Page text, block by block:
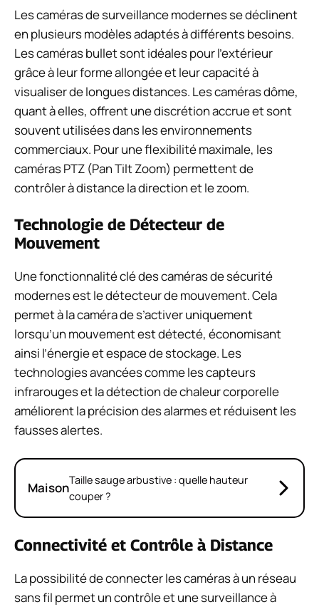
Les caméras de surveillance modernes se déclinent
en plusieurs modèles adaptés à différents besoins.
Les caméras bullet sont idéales pour l’extérieur
grâce à leur forme allongée et leur capacité à
visualiser de longues distances. Les caméras dôme,
quant à elles, offrent une discrétion accrue et sont
souvent utilisées dans les environnements
commerciaux. Pour une flexibilité maximale, les
caméras PTZ (Pan Tilt Zoom) permettent de
contrôler à distance la direction et le zoom.
Technologie de Détecteur de
Mouvement
Une fonctionnalité clé des caméras de sécurité
modernes est le détecteur de mouvement. Cela
permet à la caméra de s’activer uniquement
lorsqu’un mouvement est détecté, économisant
ainsi l’énergie et espace de stockage. Les
technologies avancées comme les capteurs
infrarouges et la détection de chaleur corporelle
améliorent la précision des alarmes et réduisent les
fausses alertes.
MaisonTaille sauge arbustive : quelle hauteur
couper ?
Connectivité et Contrôle à Distance
La possibilité de connecter les caméras à un réseau
sans fil permet un contrôle et une surveillance à